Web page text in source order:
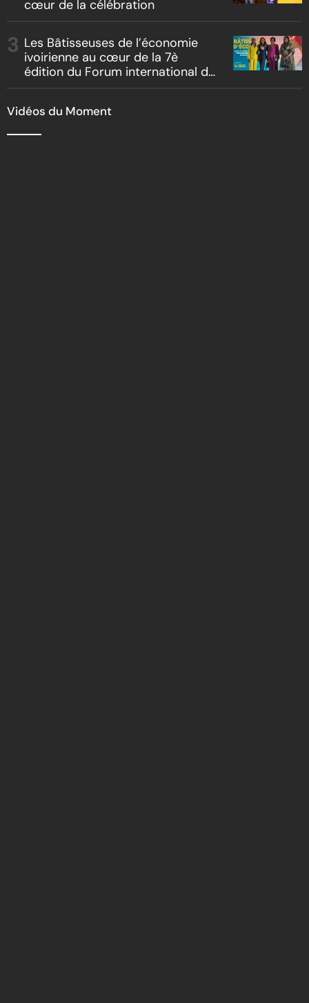
cœur de la célébration
Les Bâtisseuses de l’économie
ivoirienne au cœur de la 7è
édition du Forum international du
Vidéos du Moment